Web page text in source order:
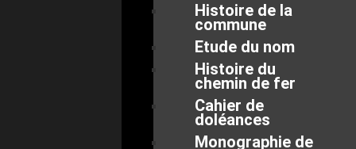
Histoire de la
commune
Etude du nom
Histoire du
chemin de fer
Cahier de
doléances
Monographie de